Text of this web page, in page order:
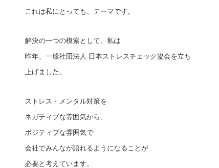
これは私にとっても、テーマです。
解決の一つの模索として、私は
昨年、一般社団法人 日本ストレスチェック協会を立ち
上げました。
ストレス・メンタル対策を
ネガティブな雰囲気から、
ポジティブな雰囲気で
会社でみんなが語れるようになることが
必要と考えています。